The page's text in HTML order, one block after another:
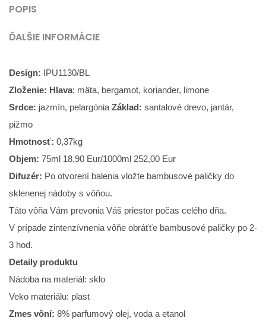
POPIS
ĎALŠIE INFORMÁCIE
Design: IPU1130/BL
Zloženie: Hlava: mäta, bergamot, koriander, limone
Srdce: jazmín, pelargónia Základ: santalové drevo, jantár,
pižmo
Hmotnosť: 0,37kg
Objem: 75ml 18,90 Eur/1000ml 252,00 Eur
Difuzér: Po otvorení balenia vložte bambusové paličky do
sklenenej nádoby s vôňou.
Táto vôňa Vám prevonia Váš priestor počas celého dňa.
V prípade zintenzívnenia vôňe obráťťe bambusové paličky po 2-
3 hod.
Detaily produktu
Nádoba na materiál: sklo
Veko materiálu: plast
Zmes vôní: 8% parfumový olej, voda a etanol